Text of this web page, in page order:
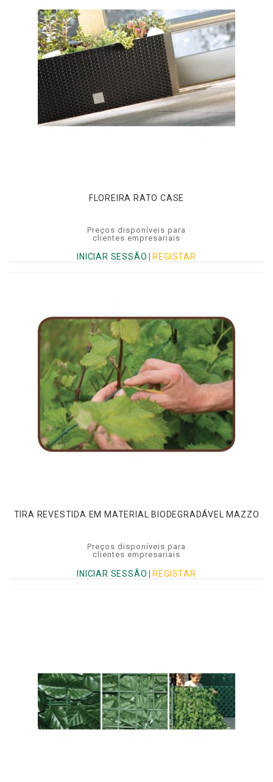
FLOREIRA RATO CASE
Preços disponíveis para
clientes empresariais
INICIAR SESSÃO REGISTAR
TIRA REVESTIDA EM MATERIAL BIODEGRADÁVEL MAZZO
Preços disponíveis para
clientes empresariais
INICIAR SESSÃO |REGISTAR